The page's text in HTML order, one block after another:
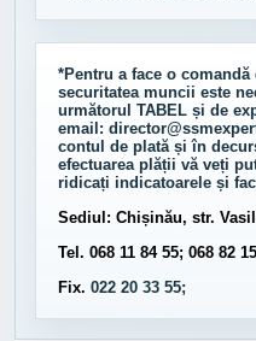
*Pentru a face o
securitatea muncii este
următorul TABEL și de
email:
contul de plată și în
efectuarea plății vă veți
ridicați indicatoarele și
Sediul: Chișinău, str.
Tel. 068 11 84 55; 068 82
Fix. 022 20 33 55;